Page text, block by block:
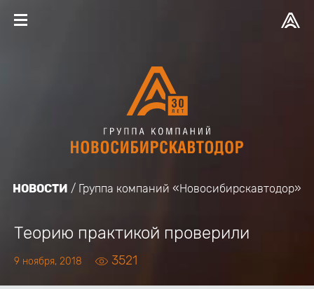
НОВОСТИ Группа компаний «Новосибирскавтодор»
Теорию практикой проверили
9 ноября, 2018 3521